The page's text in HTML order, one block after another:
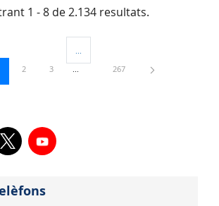
1 - 8 de 2.134 resultats.
Pàgina
2 Pàgina
3
Pàgines intermèdies Utilitzeu TAB per
Pàgina
267